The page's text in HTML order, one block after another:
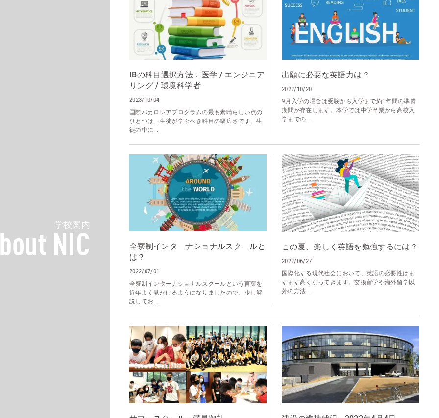
学校案内
NIC
IBの科目選択方法：医学 / エンジニア
リング / 環境科学者
2023/10/04
国際バカロレアプログラムの最も素晴らしい点の
ひとつは、生徒が学ぶべき科目の幅広さです。生
徒の中に...
出願に必要な英語力は？
2022/10/20
9月入学の場合は受験から入学まで約1年間の準備
期間が存在します。本学では中学卒業から高校入
学までの...
全寮制インターナショナルスクールと
は？
2022/07/01
全寮制インターナショナルスクールという言葉を
近年よく見かけるようになりましたので、少し解
説してお...
この夏、楽しく英語を勉強するには？
2022/06/27
国際化する現代社会において、英語の必要性はま
すます高くなってきます。交換留学や海外留学以
外の方法...